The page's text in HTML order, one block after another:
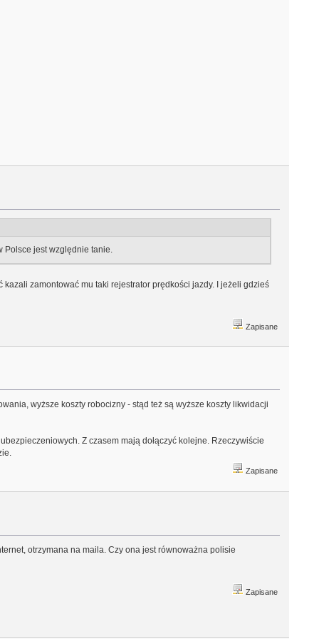
Polsce jest względnie tanie.
kazali zamontować mu taki rejestrator prędkości jazdy. I jeżeli gdzieś
Zapisane
wyższe koszty robocizny - stąd też są wyższe koszty likwidacji
Z czasem mają dołączyć kolejne. Rzeczywiście
Zapisane
otrzymana na maila. Czy ona jest równoważna polisie
Zapisane